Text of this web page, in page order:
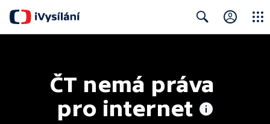
ČT nemá práva
pro internet